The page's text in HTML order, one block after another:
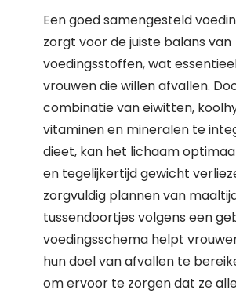
Een goed samengesteld
zorgt voor de juiste balans van
voedingsstoffen, wat
vrouwen die willen afvallen.
combinatie van eiwitten,
vitaminen en mineralen te
dieet, kan het lichaam
en tegelijkertijd gewicht
zorgvuldig plannen van
tussendoortjes volgens een
voedingsschema helpt
hun doel van afvallen te
om ervoor te zorgen dat ze